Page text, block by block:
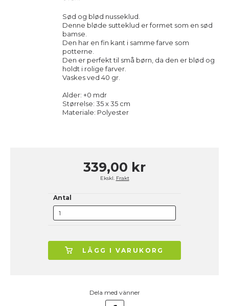
Sød og blød nusseklud.
Denne bløde sutteklud er formet som en sød
bamse.
Den har en fin kant i samme farve som
potterne.
Den er perfekt til små børn, da den er blød og
holdt i rolige farver.
Vaskes ved 40 gr.
Alder: +0 mdr
Størrelse: 35 x 35 cm
Materiale: Polyester
339,00 kr
Ekskl. Frakt
Antal
LÄGG I VARUKORG
Dela med vänner